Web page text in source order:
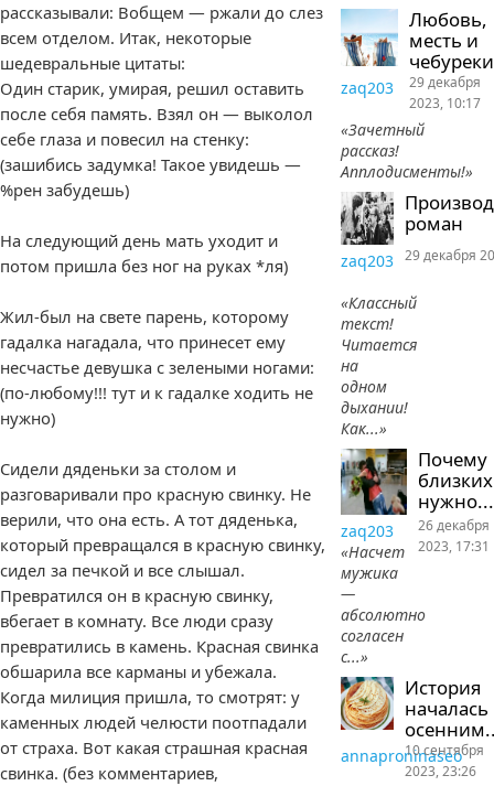
рассказывали: Вобщем — ржали до слез
всем отделом. Итак, некоторые
шедевральные цитаты:
Один старик, умирая, решил оставить
после себя память. Взял он — выколол
себе глаза и повесил на стенку:
(зашибись задумка! Такое увидешь —
%рен забудешь)
На следующий день мать уходит и
потом пришла без ног на руках *ля)
Жил-был на свете парень, которому
гадалка нагадала, что принесет ему
несчастье девушка с зелеными ногами:
(по-любому!!! тут и к гадалке ходить не
нужно)
Сидели дяденьки за столом и
разговаривали про красную свинку. Не
верили, что она есть. А тот дяденька,
который превращался в красную свинку,
сидел за печкой и все слышал.
Превратился он в красную свинку,
вбегает в комнату. Все люди сразу
превратились в камень. Красная свинка
обшарила все карманы и убежала.
Когда милиция пришла, то смотрят: у
каменных людей челюсти поотпадали
от страха. Вот какая страшная красная
свинка. (без комментариев,
Любовь,
месть и
чебуреки
zaq203
«Зачетный
рассказ!
Апплодисменты!»
29 декабря
2023, 10:17
роман
zaq203
«Классный
текст!
Читается
на
одном
дыхании!
Как...»
29 декабря
Почему
близких
нужно...
zaq203
«Насчет
мужика
—
абсолютно
согласен
с...»
26 декабря
2023, 17:31
История
началась
annaproninaseo
10 сентября
2023, 23:26